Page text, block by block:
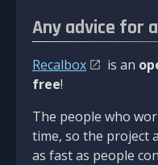
Any advice for
Recalbox is an
free!
The people who
time, so the project
as fast as people